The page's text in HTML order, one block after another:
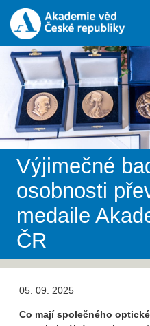
Výjimečné
osobnosti
medaile
ČR
05. 09. 2025
Co mají společného